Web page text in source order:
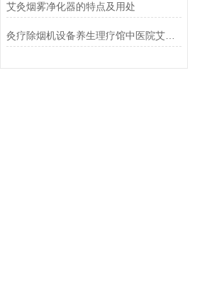
艾灸烟雾净化器的特点及用处
灸疗除烟机设备养生理疗馆中医院艾灸烟雾净化器